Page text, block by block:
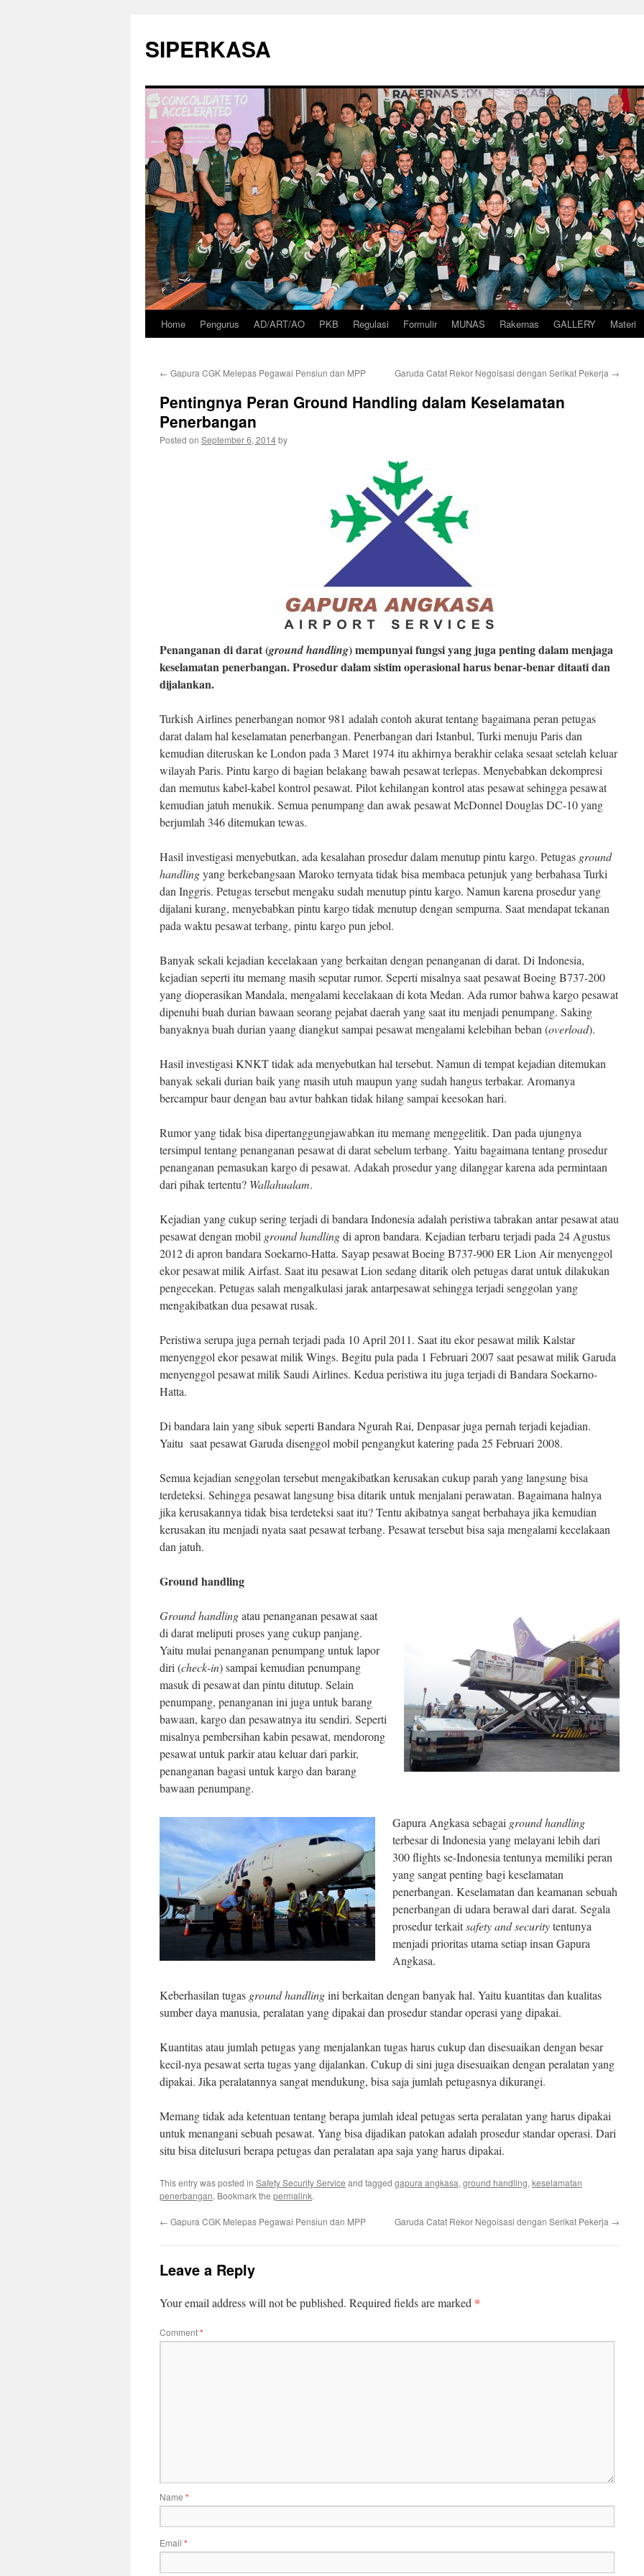
SIPERKASA
Skip
content
Home Pengurus AD/ART/AO PKB Regulasi Formulir MUNAS Rakernas GALLERY Materi
← Gapura CGK Melepas Pegawai Pensiun dan MPP Garuda Catat Rekor Negoisasi dengan Serikat Pekerja →
Pentingnya Peran Ground Handling dalam Keselamatan
Penerbangan
Posted on September 6, 2014by
Penanganan di darat (ground handling) mempunyai fungsi yang juga penting dalam menjaga
keselamatan penerbangan. Prosedur dalam sistim operasional harus benar-benar ditaati dan
dijalankan.
Turkish Airlines penerbangan nomor 981 adalah contoh akurat tentang bagaimana peran petugas
darat dalam hal keselamatan penerbangan. Penerbangan dari Istanbul, Turki menuju Paris dan
kemudian diteruskan ke London pada 3 Maret 1974 itu akhirnya berakhir celaka sesaat setelah keluar
wilayah Paris. Pintu kargo di bagian belakang bawah pesawat terlepas. Menyebabkan dekompresi
dan memutus kabel-kabel kontrol pesawat. Pilot kehilangan kontrol atas pesawat sehingga pesawat
kemudian jatuh menukik. Semua penumpang dan awak pesawat McDonnel Douglas DC-10 yang
berjumlah 346 ditemukan tewas.
Hasil investigasi menyebutkan, ada kesalahan prosedur dalam menutup pintu kargo. Petugas ground
handlingyang berkebangsaan Maroko ternyata tidak bisa membaca petunjuk yang berbahasa Turki
dan Inggris. Petugas tersebut mengaku sudah menutup pintu kargo. Namun karena prosedur yang
dijalani kurang, menyebabkan pintu kargo tidak menutup dengan sempurna. Saat mendapat tekanan
pada waktu pesawat terbang, pintu kargo pun jebol.
Banyak sekali kejadian kecelakaan yang berkaitan dengan penanganan di darat. Di Indonesia,
kejadian seperti itu memang masih seputar rumor. Seperti misalnya saat pesawat Boeing B737-200
yang dioperasikan Mandala, mengalami kecelakaan di kota Medan. Ada rumor bahwa kargo pesawat
dipenuhi buah durian bawaan seorang pejabat daerah yang saat itu menjadi penumpang. Saking
banyaknya buah durian yaang diangkut sampai pesawat mengalami kelebihan beban (overload).
Hasil investigasi KNKT tidak ada menyebutkan hal tersebut. Namun di tempat kejadian ditemukan
banyak sekali durian baik yang masih utuh maupun yang sudah hangus terbakar. Aromanya
bercampur baur dengan bau avtur bahkan tidak hilang sampai keesokan hari.
Rumor yang tidak bisa dipertanggungjawabkan itu memang menggelitik. Dan pada ujungnya
tersimpul tentang penanganan pesawat di darat sebelum terbang. Yaitu bagaimana tentang prosedur
penanganan pemasukan kargo di pesawat. Adakah prosedur yang dilanggar karena ada permintaan
dari pihak tertentu? Wallahualam.
Kejadian yang cukup sering terjadi di bandara Indonesia adalah peristiwa tabrakan antar pesawat atau
pesawat dengan mobil ground handlingdi apron bandara. Kejadian terbaru terjadi pada 24 Agustus
2012 di apron bandara Soekarno-Hatta. Sayap pesawat Boeing B737-900 ER Lion Air menyenggol
ekor pesawat milik Airfast. Saat itu pesawat Lion sedang ditarik oleh petugas darat untuk dilakukan
pengecekan. Petugas salah mengalkulasi jarak antarpesawat sehingga terjadi senggolan yang
mengakibatkan dua pesawat rusak.
Peristiwa serupa juga pernah terjadi pada 10 April 2011. Saat itu ekor pesawat milik Kalstar
menyenggol ekor pesawat milik Wings. Begitu pula pada 1 Februari 2007 saat pesawat milik Garuda
menyenggol pesawat milik Saudi Airlines. Kedua peristiwa itu juga terjadi di Bandara Soekarno-
Hatta.
Di bandara lain yang sibuk seperti Bandara Ngurah Rai, Denpasar juga pernah terjadi kejadian.
Yaitu saat pesawat Garuda disenggol mobil pengangkut katering pada 25 Februari 2008.
Semua kejadian senggolan tersebut mengakibatkan kerusakan cukup parah yang langsung bisa
terdeteksi. Sehingga pesawat langsung bisa ditarik untuk menjalani perawatan. Bagaimana halnya
jika kerusakannya tidak bisa terdeteksi saat itu? Tentu akibatnya sangat berbahaya jika kemudian
kerusakan itu menjadi nyata saat pesawat terbang. Pesawat tersebut bisa saja mengalami kecelakaan
dan jatuh.
Ground handling
Ground handlingatau penanganan pesawat saat
di darat meliputi proses yang cukup panjang.
Yaitu mulai penanganan penumpang untuk lapor
diri (check-in) sampai kemudian penumpang
masuk di pesawat dan pintu ditutup. Selain
penumpang, penanganan ini juga untuk barang
bawaan, kargo dan pesawatnya itu sendiri. Seperti
misalnya pembersihan kabin pesawat, mendorong
pesawat untuk parkir atau keluar dari parkir,
penanganan bagasi untuk kargo dan barang
bawaan penumpang.
Gapura Angkasa sebagai ground handling
terbesar di Indonesia yang melayani lebih dari
300 flights se-Indonesia tentunya memiliki peran
yang sangat penting bagi keselamatan
penerbangan. Keselamatan dan keamanan sebuah
penerbangan di udara berawal dari darat. Segala
prosedur terkaitsafety and securitytentunya
menjadi prioritas utama setiap insan Gapura
Angkasa.
Keberhasilan tugas ground handlingini berkaitan dengan banyak hal. Yaitu kuantitas dan kualitas
sumber daya manusia, peralatan yang dipakai dan prosedur standar operasi yang dipakai.
Kuantitas atau jumlah petugas yang menjalankan tugas harus cukup dan disesuaikan dengan besar
kecil-nya pesawat serta tugas yang dijalankan. Cukup di sini juga disesuaikan dengan peralatan yang
dipakai. Jika peralatannya sangat mendukung, bisa saja jumlah petugasnya dikurangi.
Memang tidak ada ketentuan tentang berapa jumlah ideal petugas serta peralatan yang harus dipakai
untuk menangani sebuah pesawat. Yang bisa dijadikan patokan adalah prosedur standar operasi. Dari
situ bisa ditelusuri berapa petugas dan peralatan apa saja yang harus dipakai.
This entry was posted in Safety Security Service and tagged gapura angkasa, ground handling, keselamatan
penerbangan. Bookmark the permalink.
← Gapura CGK Melepas Pegawai Pensiun dan MPP Garuda Catat Rekor Negoisasi dengan Serikat Pekerja →
Leave a Reply
Your email address will not be published. Required fields are marked *
Comment*
Name *
Email *